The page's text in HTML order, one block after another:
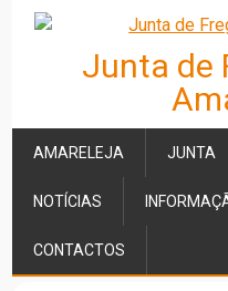
Junta de
AMARELEJA JUNTA
NOTÍCIAS
CONTACTOS